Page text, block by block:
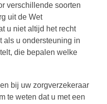
verschillende soorten
uit de Wet
u niet altijd het recht
als u ondersteuning in
die bepalen welke
bij uw zorgverzekeraar
te weten dat u met een